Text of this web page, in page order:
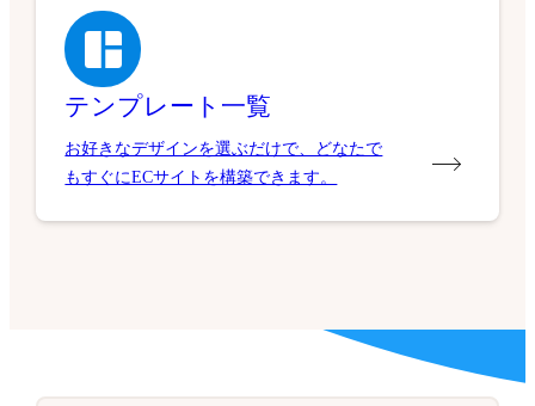
テンプレート一覧
お好きなデザインを選ぶだけで、どなたで
もすぐにECサイトを構築できます。